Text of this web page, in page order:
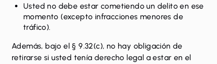
Usted no debe estar cometiendo un delito en ese
momento (excepto infracciones menores de
tráfico).
Además, bajo el § 9.32(c), no hay obligación de
retirarse si usted tenía derecho legal a estar en el